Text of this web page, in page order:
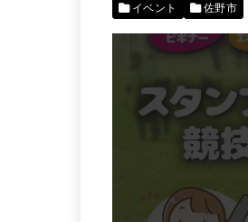
イベント 佐野市